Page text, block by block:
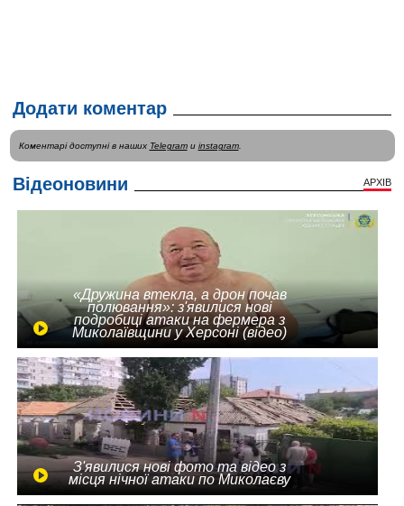
Додати коментар
Коментарі доступні в наших Telegramи instagram.
Відеоновини АРХІВ
«Дружина втекла, а дрон почав
полювання»: з'явилися нові
подробиці атаки на фермера з
Миколаївщини у Херсоні (відео)
З'явилися нові фото та відео з
місця нічної атаки по Миколаєву